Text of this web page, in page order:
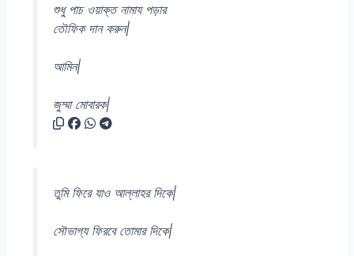
শুধু পাচ ওয়াক্ত নামায পড়ার
তৌফিক দান করুন|
আমিন|
জুম্মা মোবারক|
তুমি ফিরে যাও আল্লাহর দিকে|
সৌভাগ্য ফিরবে তোমার দিকে|